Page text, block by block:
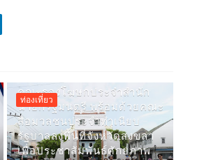
ท่องเที่ยว
คณะรองโฆษกประจำสำนัก
นายกรัฐมนตรี พร้อมด้วยคณะ
สื่อมวลชนประจำทำเนียบ
รัฐบาลลงพื้นที่จังหวัดสงขลา
เพื่อประชาสัมพันธ์ศักยภาพ